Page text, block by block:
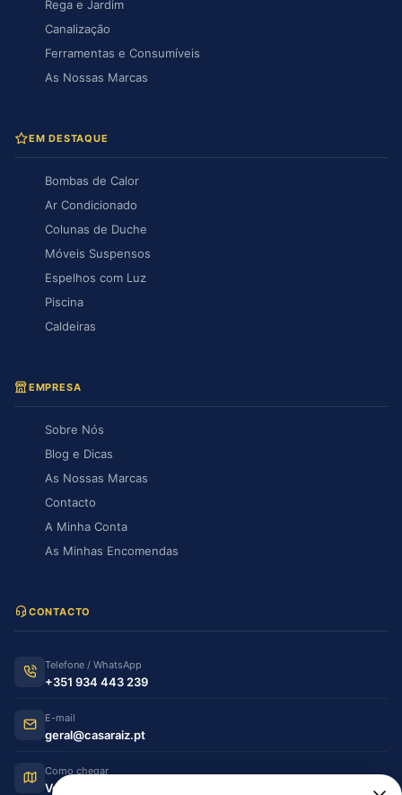
Rega e Jardim
Canalização
Ferramentas e Consumíveis
As Nossas Marcas
EM DESTAQUE
Bombas de Calor
Ar Condicionado
Colunas de Duche
Móveis Suspensos
Espelhos com Luz
Piscina
Caldeiras
EMPRESA
Sobre Nós
Blog e Dicas
As Nossas Marcas
Contacto
A Minha Conta
As Minhas Encomendas
CONTACTO
Telefone / WhatsApp
+351 934 443 239
E-mail
geral@casaraiz.pt
Como chegar
Ver no Google Maps